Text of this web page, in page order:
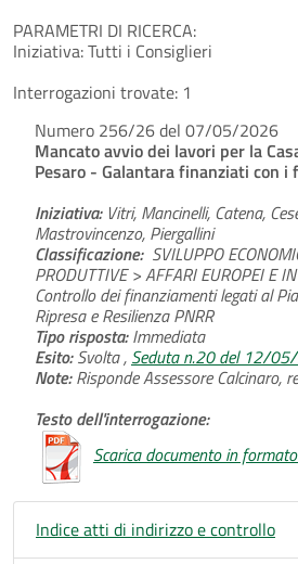
PARAMETRI DI RICERCA:
Iniziativa:Tutti i Consiglieri
Interrogazioni trovate: 1
Numero 256/26 del 07/05/2026
Mancato avvio dei lavori per la
Pesaro - Galantara finanziati con i
Iniziativa:Vitri, Mancinelli, Catena,
Mastrovincenzo, Piergallini
Classificazione: SVILUPPO
PRODUTTIVE > AFFARI EUROPEI E
Controllo dei finanziamenti legati al
Ripresa e Resilienza PNRR
Tipo risposta:Immediata
Esito:Svolta , Seduta n.20 del 12/
Note:Risponde Assessore Calcinaro,
Testo dell'interrogazione:
Scarica documento in
Indice atti di indirizzo e controllo